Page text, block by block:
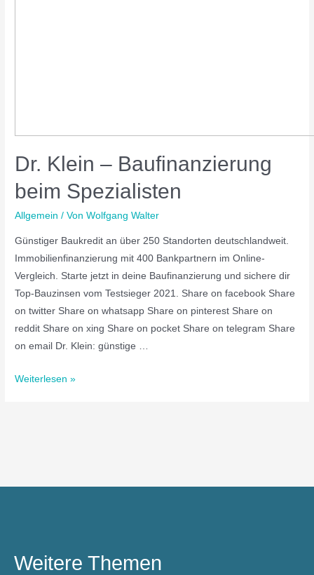
Dr. Klein – Baufinanzierung
beim Spezialisten
Allgemein / VonWolfgang Walter
Günstiger Baukredit an über 250 Standorten deutschlandweit.
Immobilienfinanzierung mit 400 Bankpartnern im Online-
Vergleich. Starte jetzt in deine Baufinanzierung und sichere dir
Top-Bauzinsen vom Testsieger 2021. Share on facebook Share
on twitter Share on whatsapp Share on pinterest Share on
reddit Share on xing Share on pocket Share on telegram Share
on email Dr. Klein: günstige …
Weiterlesen »
Weitere Themen